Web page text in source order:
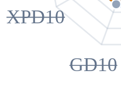
GD10
XPD10